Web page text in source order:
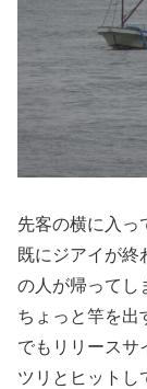
先客の横に入っ
既にジアイが終
の人が帰ってし
ちょっと竿を出
でもリリースサ
ツリとヒットし